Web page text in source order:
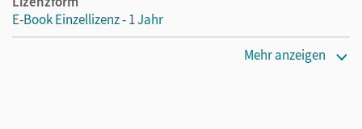
E-Book Einzellizenz - 1 Jahr
Mehr anzeigen